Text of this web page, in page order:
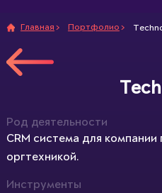
Главная Портфолио
Род деятельности
CRM система для
оргтехникой.
Инструменты